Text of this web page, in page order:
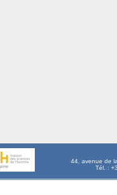
44, avenue de
Tél. :